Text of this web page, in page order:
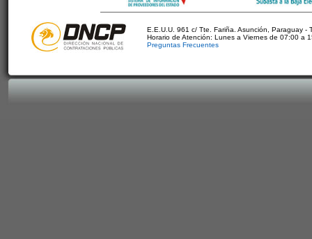
E.E.U.U. 961 c/ Tte. Fariña. Asunción, Paraguay -
Horario de Atención: Lunes a Viernes de 07:00 a
Preguntas Frecuentes